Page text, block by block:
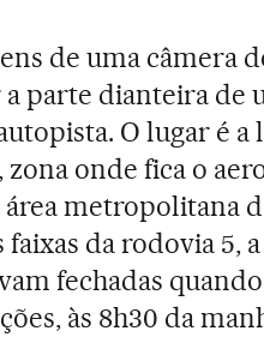
de uma câmera
parte dianteira de
O lugar é
zona onde fica o
metropolitana
faixas da rodovia 5,
fechadas
às 8h30 da